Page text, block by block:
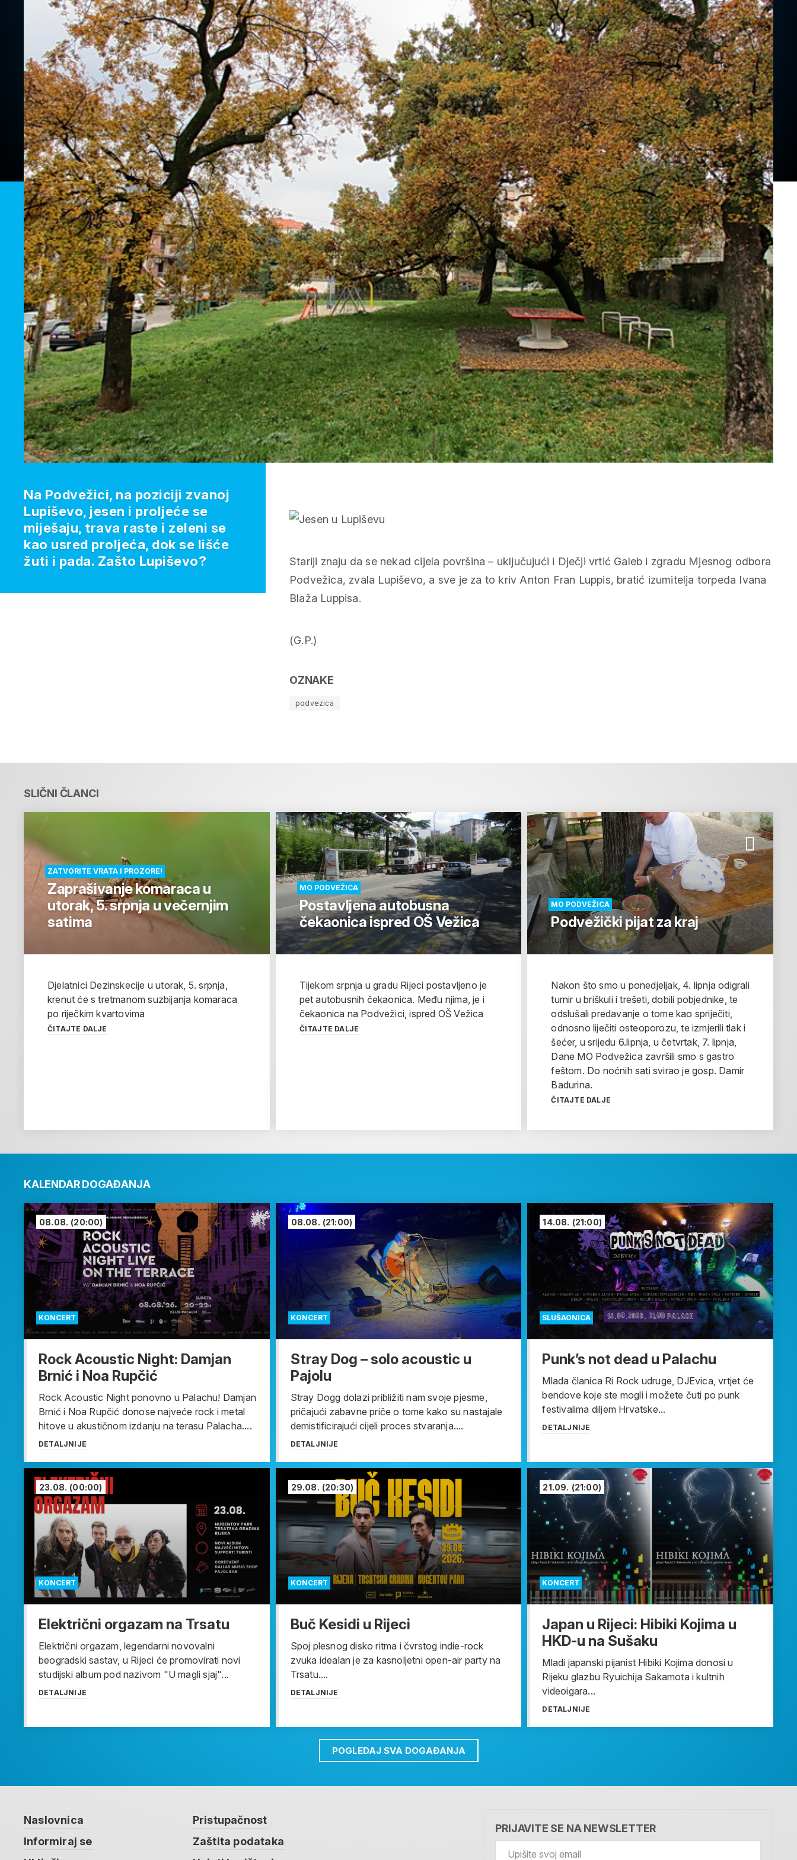
Stariji znaju da se nekad cijela površina – uključujući i Dječji vrtić Galeb i zgradu Mjesnog odbora
Podvežica, zvala Lupiševo, a sve je za to kriv Anton Fran Luppis, bratić izumitelja torpeda Ivana
Blaža Luppisa.
(G.P.)
OZNAKE
podvezica
Na Podvežici, na poziciji zvanoj
Lupiševo, jesen i proljeće se
miješaju, trava raste i zeleni se
kao usred proljeća, dok se lišće
žuti i pada. Zašto Lupiševo?
SLIČNI ČLANCI
ZATVORITE VRATA I PROZORE!
Zaprašivanje komaraca u
utorak, 5. srpnja u večernjim
satima
Djelatnici Dezinskecije u utorak, 5. srpnja,
krenut će s tretmanom suzbijanja komaraca
po riječkim kvartovima
ČITAJTE DALJE
MO PODVEŽICA
Postavljena autobusna
čekaonica ispred OŠ Vežica
Tijekom srpnja u gradu Rijeci postavljeno je
pet autobusnih čekaonica. Među njima, je i
čekaonica na Podvežici, ispred OŠ Vežica
ČITAJTE DALJE
MO PODVEŽICA
Podvežički pijat za kraj
Nakon što smo u ponedjeljak, 4. lipnja odigrali
turnir u briškuli i trešeti, dobili pobjednike, te
odslušali predavanje o tome kao spriječiti,
odnosno liječiti osteoporozu, te izmjerili tlak i
šećer, u srijedu 6.lipnja, u četvrtak, 7. lipnja,
Dane MO Podvežica završili smo s gastro
feštom. Do noćnih sati svirao je gosp. Damir
Badurina.
ČITAJTE DALJE
KALENDAR DOGAĐANJA
KONCERT
08.08. (20:00)
Rock Acoustic Night: Damjan
Brnić i Noa Rupčić
Rock Acoustic Night ponovno u Palachu! Damjan
Brnić i Noa Rupčić donose najveće rock i metal
hitove u akustičnom izdanju na terasu Palacha....
DETALJNIJE
KONCERT
08.08. (21:00)
Stray Dog – solo acoustic u
Pajolu
Stray Dogg dolazi približiti nam svoje pjesme,
pričajući zabavne priče o tome kako su nastajale
demistificirajući cijeli proces stvaranja....
DETALJNIJE
SLUŠAONICA
14.08. (21:00)
Punk’s not dead u Palachu
Mlada članica Ri Rock udruge, DJEvica, vrtjet će
bendove koje ste mogli i možete čuti po punk
festivalima diljem Hrvatske...
DETALJNIJE
KONCERT
23.08. (00:00)
Električni orgazam na Trsatu
Električni orgazam, legendarni novovalni
beogradski sastav, u Rijeci će promovirati novi
studijski album pod nazivom "U magli sjaj"...
DETALJNIJE
KONCERT
29.08. (20:30)
Buč Kesidi u Rijeci
Spoj plesnog disko ritma i čvrstog indie-rock
zvuka idealan je za kasnoljetni open-air party na
Trsatu....
DETALJNIJE
KONCERT
21.09. (21:00)
Japan u Rijeci: Hibiki Kojima u
HKD-u na Sušaku
Mladi japanski pijanist Hibiki Kojima donosi u
Rijeku glazbu Ryuichija Sakamota i kultnih
videoigara...
DETALJNIJE
POGLEDAJ SVA DOGAĐANJA
Naslovnica
Informiraj se
Pristupačnost
Zaštita podataka
PRIJAVITE SE NA NEWSLETTER